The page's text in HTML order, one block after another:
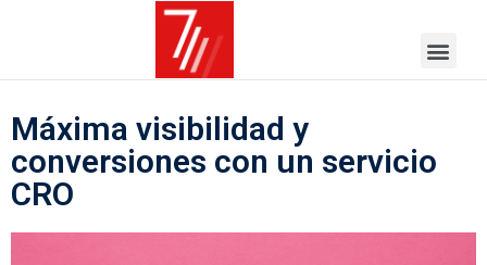
Máxima visibilidad y
conversiones con un servicio
CRO